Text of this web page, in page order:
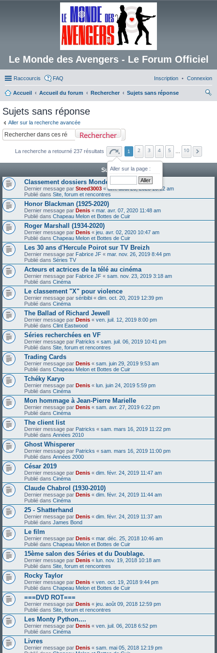
Le Monde des Avengers - Le Forum Officiel
Raccourcis FAQ Connexion
Inscription
Accueil Accueil du forum Rechercher
Sujets sans réponse
Sujets sans réponse
Aller sur la recherche avancée
Rechercher
La recherche a retourné 237 résultats
Aller sur la page :
1 2 3 4 5 10
Sujets
Classement dossiers Monde des Avengers
Dernier message par Steed3003 «dim. août 20, 2023 10:12 am
Publié dans Site, forum et rencontres
Honor Blackman (1925-2020)
Dernier message par Denis « mar. avr. 07, 2020 11:48 am
Publié dans Chapeau Melon et Bottes de Cuir
Roger Marshall (1934-2020)
Dernier message par Denis « jeu. avr. 02, 2020 10:47 am
Publié dans Chapeau Melon et Bottes de Cuir
Les 30 ans d'Hercule Poirot sur TV Breizh
Dernier message par Fabrice JF « mar. nov. 26, 2019 8:44 pm
Publié dans Séries TV
Acteurs et actrices de la télé au cinéma
Dernier message par Fabrice JF « sam. nov. 23, 2019 3:18 am
Publié dans Cinéma
Le classement "X" pour violence
Dernier message par séribibi « dim. oct. 20, 2019 12:39 pm
Publié dans Cinéma
The Ballad of Richard Jewell
Dernier message par Denis « ven. juil. 12, 2019 8:00 pm
Publié dans Clint Eastwood
Séries recherchées en VF
Dernier message par Patricks « sam. juil. 06, 2019 10:41 pm
Publié dans Site, forum et rencontres
Trading Cards
Dernier message par Denis « sam. juin 29, 2019 9:53 am
Publié dans Chapeau Melon et Bottes de Cuir
Tchéky Karyo
Dernier message par Denis « lun. juin 24, 2019 5:59 pm
Publié dans Cinéma
Mon hommage à Jean-Pierre Marielle
Dernier message par Denis « sam. avr. 27, 2019 6:22 pm
Publié dans Cinéma
The client list
Dernier message par Patricks « sam. mars 16, 2019 11:22 pm
Publié dans Années 2010
Ghost Whisperer
Dernier message par Patricks « sam. mars 16, 2019 11:00 pm
Publié dans Années 2000
César 2019
Dernier message par Denis « dim. févr. 24, 2019 11:47 am
Publié dans Cinéma
Claude Chabrol (1930-2010)
Dernier message par Denis « dim. févr. 24, 2019 11:44 am
Publié dans Cinéma
25 - Shatterhand
Dernier message par Denis « dim. févr. 24, 2019 11:37 am
Publié dans James Bond
Le film
Dernier message par Denis « mar. déc. 25, 2018 10:46 am
Publié dans Chapeau Melon et Bottes de Cuir
15ème salon des Séries et du Doublage.
Dernier message par Denis « lun. nov. 19, 2018 10:18 am
Publié dans Site, forum et rencontres
Rocky Taylor
Dernier message par Denis « ven. oct. 19, 2018 9:44 pm
Publié dans Chapeau Melon et Bottes de Cuir
===DVD ROT===
Dernier message par Denis « jeu. août 09, 2018 12:59 pm
Publié dans Site, forum et rencontres
Les Monty Python....
Dernier message par Denis « ven. juil. 06, 2018 6:52 pm
Publié dans Cinéma
Livres
Dernier message par Denis « sam. mai 05, 2018 12:19 pm